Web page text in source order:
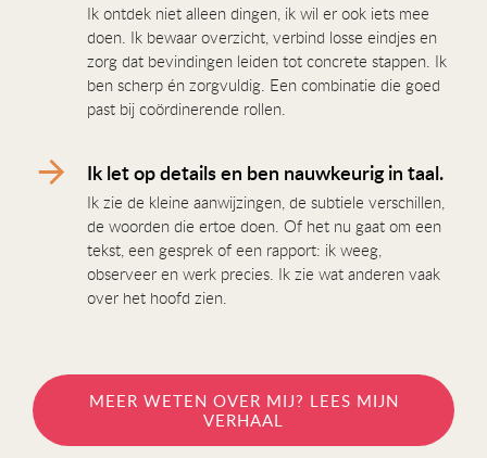
Ik ontdek niet alleen dingen, ik wil er ook iets mee
doen. Ik bewaar overzicht, verbind losse eindjes en
zorg dat bevindingen leiden tot concrete stappen. Ik
ben scherp én zorgvuldig. Een combinatie die goed
past bij coördinerende rollen.
Ik let op details en ben nauwkeurig in taal.
Ik zie de kleine aanwijzingen, de subtiele verschillen,
de woorden die ertoe doen. Of het nu gaat om een
tekst, een gesprek of een rapport: ik weeg,
observeer en werk precies. Ik zie wat anderen vaak
over het hoofd zien.
MEER WETEN OVER MIJ? LEES MIJN
VERHAAL